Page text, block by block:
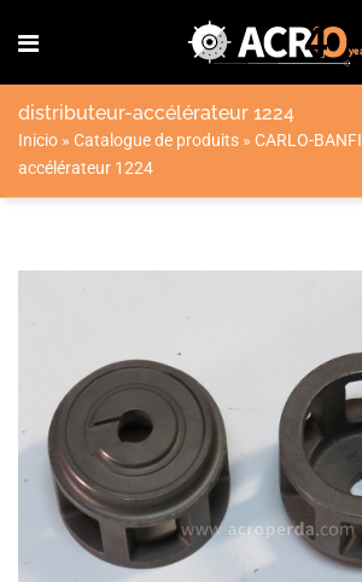
distributeur-accélérateur 1224
Inicio » Catalogue de produits » CARLO-BANFI
accélérateur 1224